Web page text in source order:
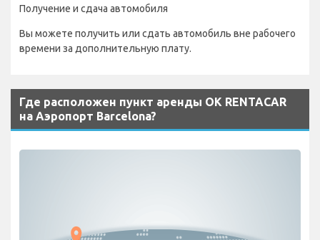
Получение и сдача автомобиля
Вы можете получить или сдать автомобиль вне рабочего
времени за дополнительную плату.
Где расположен пункт аренды OK RENTACAR
на Аэропорт Barcelona?